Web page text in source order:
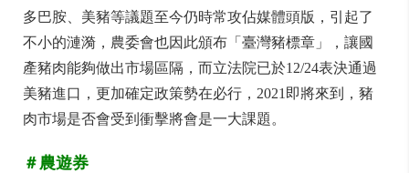
多巴胺、美豬等議題至今仍時常攻佔媒體頭版，引起了
不小的漣漪，農委會也因此頒布「臺灣豬標章」，讓國
產豬肉能夠做出市場區隔，而立法院已於12/24表決通過
美豬進口，更加確定政策勢在必行，2021即將來到，豬
肉市場是否會受到衝擊將會是一大課題。
＃農遊券